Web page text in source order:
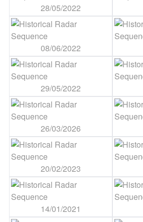
28/05/2022
08/06/2022
29/05/2022
26/03/2026
20/02/2023
14/01/2021